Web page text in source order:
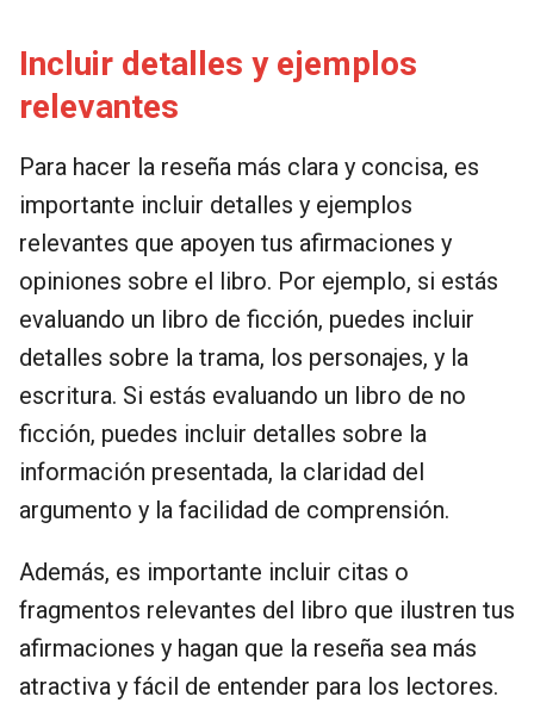
Incluir detalles y ejemplos
relevantes
Para hacer la reseña más clara y concisa, es
importante incluir detalles y ejemplos
relevantes que apoyen tus afirmaciones y
opiniones sobre el libro. Por ejemplo, si estás
evaluando un libro de ficción, puedes incluir
detalles sobre la trama, los personajes, y la
escritura. Si estás evaluando un libro de no
ficción, puedes incluir detalles sobre la
información presentada, la claridad del
argumento y la facilidad de comprensión.
Además, es importante incluir citas o
fragmentos relevantes del libro que ilustren tus
afirmaciones y hagan que la reseña sea más
atractiva y fácil de entender para los lectores.